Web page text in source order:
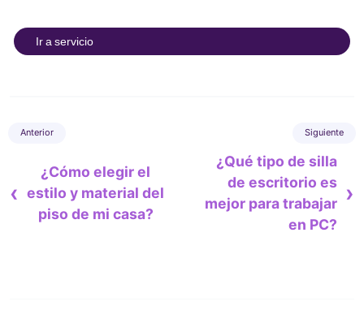
Ir a servicio
‹
¿Cómo elegir el
estilo y material del
piso de mi casa?
¿Qué tipo de silla
de escritorio es
mejor para trabajar
en PC?
›